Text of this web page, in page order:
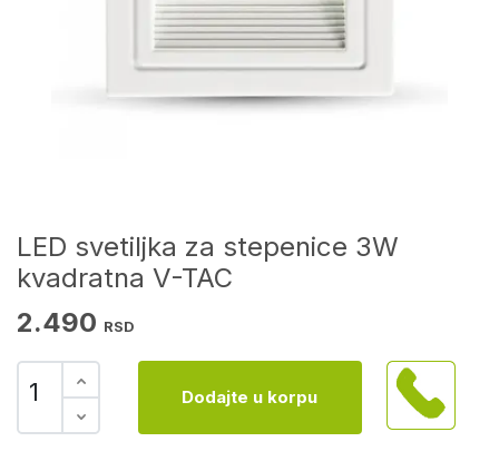
LED svetiljka za stepenice 3W
kvadratna V-TAC
2.490 RSD
Dodajte u korpu